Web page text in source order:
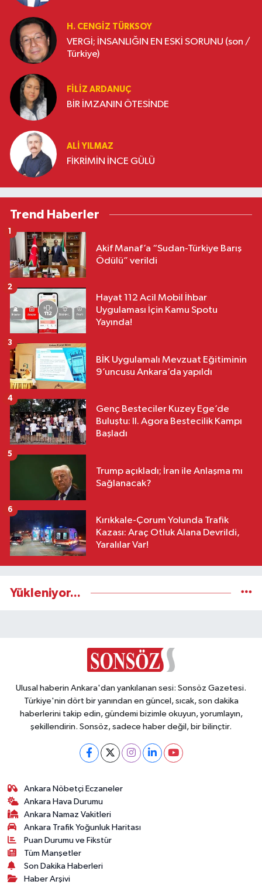
H. CENGIZ TÜRKSOY
VERGİ; İNSANLIĞIN EN ESKİ SORUNU (son /
Türkiye)
FILIZ ARDANUÇ
BİR İMZANIN ÖTESİNDE
ALI YILMAZ
FİKRİMİN İNCE GÜLÜ
Trend Haberler
Akif Manaf’a “Sudan-Türkiye Barış
Ödülü” verildi
1
Hayat 112 Acil Mobil İhbar
Uygulaması İçin Kamu Spotu
Yayında!
2
BİK Uygulamalı Mevzuat Eğitiminin
9’uncusu Ankara’da yapıldı
3
Genç Besteciler Kuzey Ege’de
Buluştu: II. Agora Bestecilik Kampı
Başladı
4
Trump açıkladı; İran ile Anlaşma mı
Sağlanacak?
5
Kırıkkale-Çorum Yolunda Trafik
Kazası: Araç Otluk Alana Devrildi,
Yaralılar Var!
6
Yükleniyor...
Ulusal haberin Ankara'dan yankılanan sesi: Sonsöz Gazetesi.
Türkiye'nin dört bir yanından en güncel, sıcak, son dakika
haberlerini takip edin, gündemi bizimle okuyun, yorumlayın,
şekillendirin. Sonsöz, sadece haber değil, bir bilinçtir.
Ankara Nöbetçi Eczaneler
Ankara Hava Durumu
Ankara Namaz Vakitleri
Ankara Trafik Yoğunluk Haritası
Puan Durumu ve Fikstür
Tüm Manşetler
Son Dakika Haberleri
Haber Arşivi